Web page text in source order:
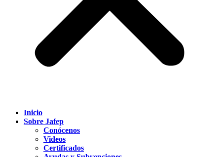
Inicio
Sobre Jafep
Conócenos
Videos
Certificados